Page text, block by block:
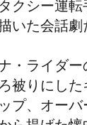
クシー運転
いた会話劇
・ライダ
被りにした
プ、オーバ